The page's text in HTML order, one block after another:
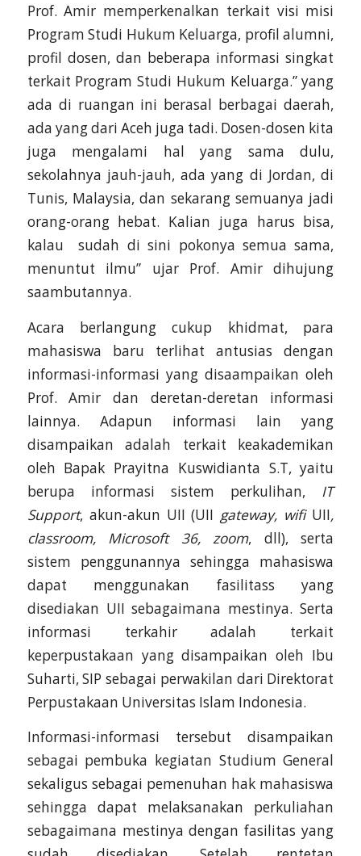
Prof. Amir memperkenalkan terkait visi misi
Program Studi Hukum Keluarga, profil alumni,
profil dosen, dan beberapa informasi singkat
terkait Program Studi Hukum Keluarga.” yang
ada di ruangan ini berasal berbagai daerah,
ada yang dari Aceh juga tadi. Dosen-dosen kita
juga mengalami hal yang sama dulu,
sekolahnya jauh-jauh, ada yang di Jordan, di
Tunis, Malaysia, dan sekarang semuanya jadi
orang-orang hebat. Kalian juga harus bisa,
kalau sudah di sini pokonya semua sama,
menuntut ilmu” ujar Prof. Amir dihujung
saambutannya.
Acara berlangung cukup khidmat, para
mahasiswa baru terlihat antusias dengan
informasi-informasi yang disaampaikan oleh
Prof. Amir dan deretan-deretan informasi
lainnya. Adapun informasi lain yang
disampaikan adalah terkait keakademikan
oleh Bapak Prayitna Kuswidianta S.T, yaitu
berupa informasi sistem perkulihan, IT
Support, akun-akun UII (UII gateway, wifi UII,
classroom, Microsoft 36, zoom, dll), serta
sistem penggunannya sehingga mahasiswa
dapat menggunakan fasilitass yang
disediakan UII sebagaimana mestinya. Serta
informasi terkahir adalah terkait
keperpustakaan yang disampaikan oleh Ibu
Suharti, SIP sebagai perwakilan dari Direktorat
Perpustakaan Universitas Islam Indonesia.
Informasi-informasi tersebut disampaikan
sebagai pembuka kegiatan Studium General
sekaligus sebagai pemenuhan hak mahasiswa
sehingga dapat melaksanakan perkuliahan
sebagaimana mestinya dengan fasilitas yang